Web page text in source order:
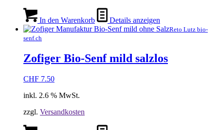
In den Warenkorb Details anzeigen
Reto Lutz bio-
senf.ch
Zofiger Bio-Senf mild salzlos
CHF 7.50
inkl. 2.6 % MwSt.
zzgl. Versandkosten